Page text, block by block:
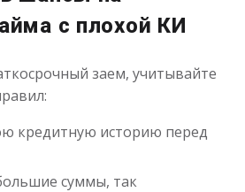
с плохой КИ
заем, учитывайте
кредитную историю перед
суммы, так